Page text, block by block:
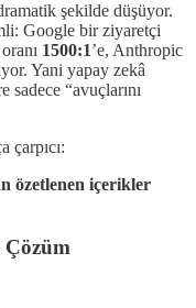
şekilde düşüyor.
Google bir ziyaretçi
1500:1’e, Anthropic
Yani yapay zekâ
“avuçlarını
çarpıcı:
özetlenen içerikler
Çözüm